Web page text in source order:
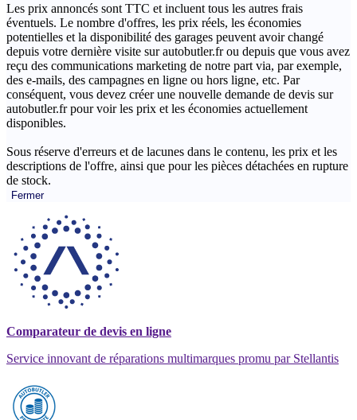
Les prix annoncés sont TTC et incluent tous les autres frais
éventuels. Le nombre d'offres, les prix réels, les économies
potentielles et la disponibilité des garages peuvent avoir changé
depuis votre dernière visite sur autobutler.fr ou depuis que vous avez
reçu des communications marketing de notre part via, par exemple,
des e-mails, des campagnes en ligne ou hors ligne, etc. Par
conséquent, vous devez créer une nouvelle demande de devis sur
autobutler.fr pour voir les prix et les économies actuellement
disponibles.
Sous réserve d'erreurs et de lacunes dans le contenu, les prix et les
descriptions de l'offre, ainsi que pour les pièces détachées en rupture
de stock.
Fermer
Comparateur de devis en ligne
Service innovant de réparations multimarques promu par Stellantis